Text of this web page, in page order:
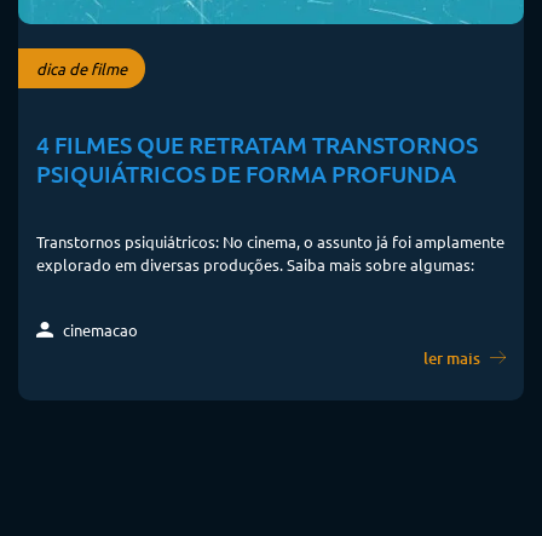
dica de filme
4 FILMES QUE RETRATAM TRANSTORNOS
PSIQUIÁTRICOS DE FORMA PROFUNDA
Transtornos psiquiátricos: No cinema, o assunto já foi amplamente
explorado em diversas produções. Saiba mais sobre algumas:
cinemacao
ler mais